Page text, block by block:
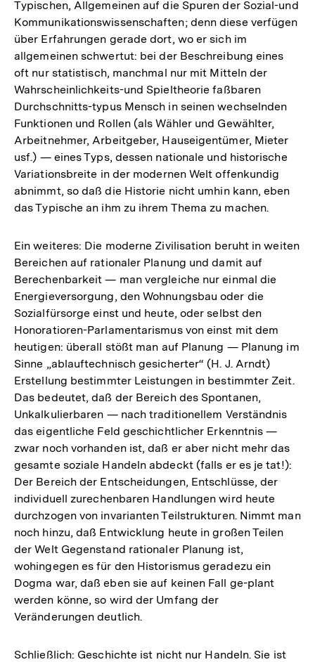
Typischen, Allgemeinen auf die Spuren der Sozial-und
Kommunikationswissenschaften; denn diese verfügen
über Erfahrungen gerade dort, wo er sich im
allgemeinen schwertut: bei der Beschreibung eines
oft nur statistisch, manchmal nur mit Mitteln der
Wahrscheinlichkeits-und Spieltheorie faßbaren
Durchschnitts-typus Mensch in seinen wechselnden
Funktionen und Rollen (als Wähler und Gewählter,
Arbeitnehmer, Arbeitgeber, Hauseigentümer, Mieter
usf.) — eines Typs, dessen nationale und historische
Variationsbreite in der modernen Welt offenkundig
abnimmt, so daß die Historie nicht umhin kann, eben
das Typische an ihm zu ihrem Thema zu machen.
Ein weiteres: Die moderne Zivilisation beruht in weiten
Bereichen auf rationaler Planung und damit auf
Berechenbarkeit — man vergleiche nur einmal die
Energieversorgung, den Wohnungsbau oder die
Sozialfürsorge einst und heute, oder selbst den
Honoratioren-Parlamentarismus von einst mit dem
heutigen: überall stößt man auf Planung — Planung im
Sinne „ablauftechnisch gesicherter“ (H. J. Arndt)
Erstellung bestimmter Leistungen in bestimmter Zeit.
Das bedeutet, daß der Bereich des Spontanen,
Unkalkulierbaren — nach traditionellem Verständnis
das eigentliche Feld geschichtlicher Erkenntnis —
zwar noch vorhanden ist, daß er aber nicht mehr das
gesamte soziale Handeln abdeckt (falls er es je tat!):
Der Bereich der Entscheidungen, Entschlüsse, der
individuell zurechenbaren Handlungen wird heute
durchzogen von invarianten Teilstrukturen. Nimmt man
noch hinzu, daß Entwicklung heute in großen Teilen
der Welt Gegenstand rationaler Planung ist,
wohingegen es für den Historismus geradezu ein
Dogma war, daß eben sie auf keinen Fall ge-plant
werden könne, so wird der Umfang der
Veränderungen deutlich.
Schließlich: Geschichte ist nicht nur Handeln. Sie ist